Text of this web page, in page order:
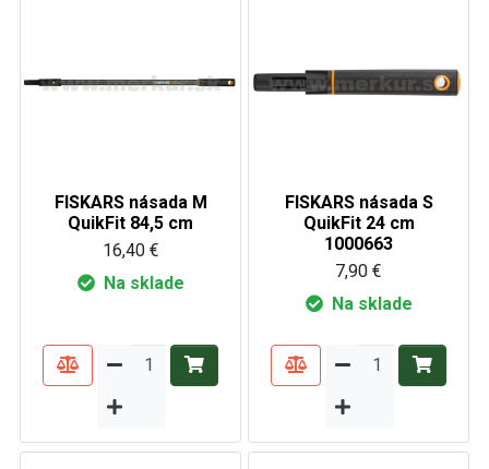
FISKARS násada M
QuikFit 84,5 cm
16,40 €
Na sklade
FISKARS násada S
QuikFit 24 cm
1000663
7,90 €
Na sklade